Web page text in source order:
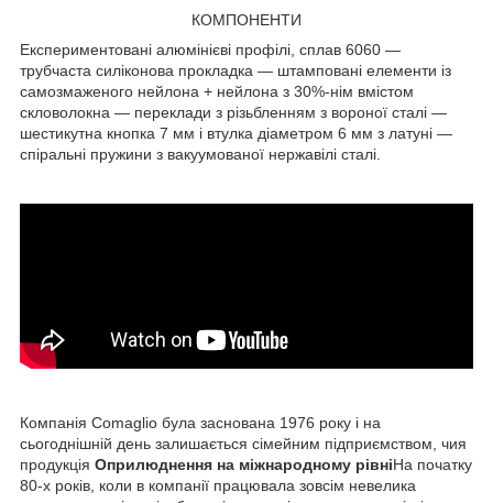
КОМПОНЕНТИ
Експериментовані алюмінієві профілі, сплав 6060 —
трубчаста силіконова прокладка — штамповані елементи із
самозмаженого нейлона + нейлона з 30%-нім вмістом
скловолокна — переклади з різьбленням з вороної сталі —
шестикутна кнопка 7 мм і втулка діаметром 6 мм з латуні —
спіральні пружини з вакуумованої нержавілі сталі.
Компанія Comaglio була заснована 1976 року і на
сьогоднішній день залишається сімейним підприємством, чия
продукція Оприлюднення на міжнародному рівніНа початку
80-х років, коли в компанії працювала зовсім невелика